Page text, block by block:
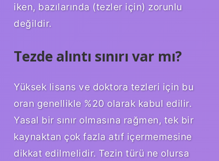
iken, bazılarında (tezler için) zorunlu
değildir.
Tezde alıntı sınırı var mı?
Yüksek lisans ve doktora tezleri için bu
oran genellikle %20 olarak kabul edilir.
Yasal bir sınır olmasına rağmen, tek bir
kaynaktan çok fazla atıf içermemesine
dikkat edilmelidir. Tezin türü ne olursa